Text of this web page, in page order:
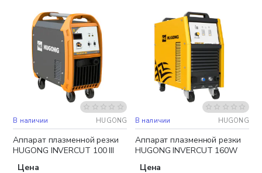
Бесплатная доставка
В наличии HUGONG
Аппарат плазменной резки
HUGONG INVERCUT 100 III
Цена
Бесплатная доставка
В наличии HUGONG
Аппарат плазменной резки
HUGONG INVERCUT 160W
Цена